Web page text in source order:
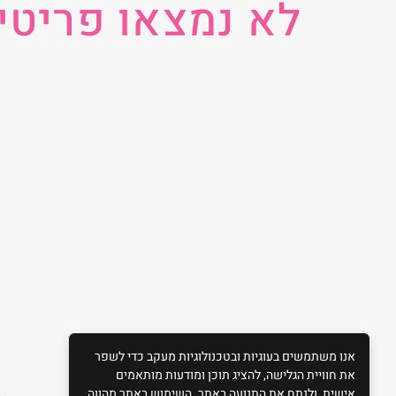
לא נמצאו
אנו משתמשים בעוגיות ובטכנולוגיות מעקב כדי לשפר
את חוויית הגלישה, להציג תוכן ומודעות מותאמים